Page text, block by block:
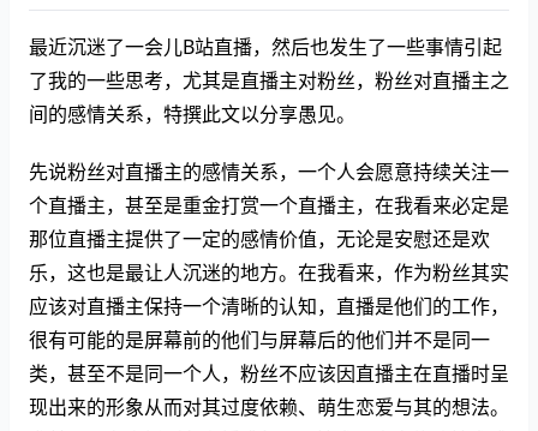
最近沉迷了一会儿B站直播，然后也发生了一些事情引起
了我的一些思考，尤其是直播主对粉丝，粉丝对直播主之
间的感情关系，特撰此文以分享愚见。
先说粉丝对直播主的感情关系，一个人会愿意持续关注一
个直播主，甚至是重金打赏一个直播主，在我看来必定是
那位直播主提供了一定的感情价值，无论是安慰还是欢
乐，这也是最让人沉迷的地方。在我看来，作为粉丝其实
应该对直播主保持一个清晰的认知，直播是他们的工作，
很有可能的是屏幕前的他们与屏幕后的他们并不是同一
类，甚至不是同一个人，粉丝不应该因直播主在直播时呈
现出来的形象从而对其过度依赖、萌生恋爱与其的想法。